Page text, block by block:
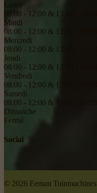
08:00 - 12:00 & 13:00 - 18:00
Mardi
08:00 - 12:00 & 13:00 - 18:00
Mercredi
08:00 - 12:00 & 13:00 - 18:00
Jeudi
08:00 - 12:00 & 13:00 - 18:00
Vendredi
08:00 - 12:00 & 13:00 - 18:00
Samedi
08:00 - 12:00 & 13:00 - 16:00
Dimanche
Fermé
Social
© 2026 Eeman Tuinmachines